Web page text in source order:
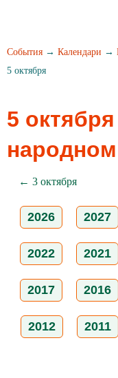
События → Календари →
5 октября
5
← 3 октября
2026 2027
2022 2021
2017 2016
2012 2011